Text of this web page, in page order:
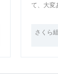
て、大変
さくら